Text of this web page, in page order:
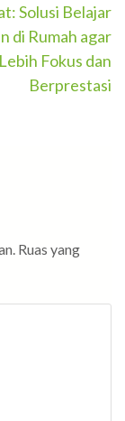
Solusi Belajar
di Rumah agar
Fokus dan
Berprestasi
Ruas yang